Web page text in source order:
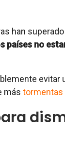
han
países no
evitar
más tormentas